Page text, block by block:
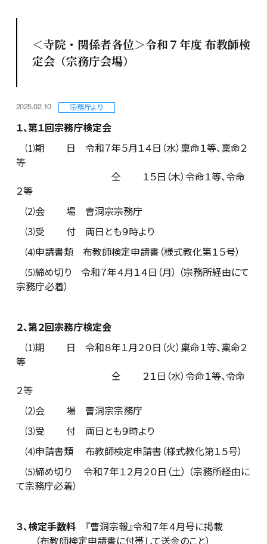
＜寺院・関係者各位＞令和７年度 布教師検
定会（宗務庁会場）
2025.02.10 宗務庁より
１、第１回宗務庁検定会
⑴期 日 令和７年５月１４日（水）稟命１等、稟命２
等
仝 １５日（木）令命１等、令命
２等
⑵会 場 曹洞宗宗務庁
⑶受 付 両日とも９時より
⑷申請書類 布教師検定申請書（様式教化第１５号）
⑸締め切り 令和７年４月１４日（月） （宗務所経由にて
宗務庁必着）
２、第２回宗務庁検定会
⑴期 日 令和８年１月２０日（火）稟命１等、稟命２
等
仝 ２１日（水）令命１等、令命
２等
⑵会 場 曹洞宗宗務庁
⑶受 付 両日とも９時より
⑷申請書類 布教師検定申請書（様式教化第１５号）
⑸締め切り 令和７年１２月２０日（土） （宗務所経由に
て宗務庁必着）
３、検定手数料 『曹洞宗報』令和７年４月号に掲載
（布教師検定申請書に付帯して送金のこと）